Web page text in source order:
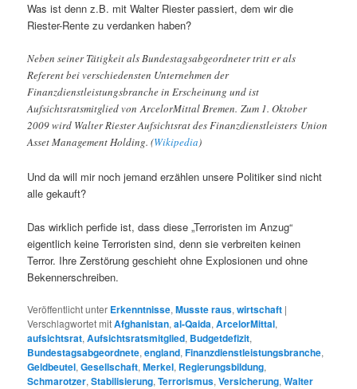
Was ist denn z.B. mit Walter Riester passiert, dem wir die
Riester-Rente zu verdanken haben?
Neben seiner Tätigkeit als Bundestagsabgeordneter tritt er als
Referent bei verschiedensten Unternehmen der
Finanzdienstleistungsbranche in Erscheinung und ist
Aufsichtsratsmitglied von ArcelorMittal Bremen. Zum 1. Oktober
2009 wird Walter Riester Aufsichtsrat des Finanzdienstleisters Union
Asset Management Holding. (Wikipedia)
Und da will mir noch jemand erzählen unsere Politiker sind nicht
alle gekauft?
Das wirklich perfide ist, dass diese „Terroristen im Anzug“
eigentlich keine Terroristen sind, denn sie verbreiten keinen
Terror. Ihre Zerstörung geschieht ohne Explosionen und ohne
Bekennerschreiben.
Veröffentlicht unter Erkenntnisse,Musste raus,wirtschaft |
Verschlagwortet mitAfghanistan,al-Qaida,ArcelorMittal,
aufsichtsrat,Aufsichtsratsmitglied, Budgetdefizit,
Bundestagsabgeordnete,england,Finanzdienstleistungsbranche,
Geldbeutel,Gesellschaft,Merkel, Regierungsbildung,
Schmarotzer,Stabilisierung,Terrorismus,Versicherung,Walter